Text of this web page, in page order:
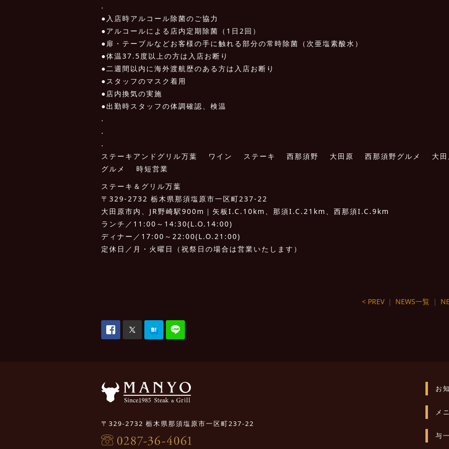
.
●入店時アルコール除菌のご協力
●アルコールによる店内定期除菌（1日2回）
●扉・テーブルなどお客様の手に触れる部分の常時除菌（次亜塩素酸水）
●体温37.5度以上の方は入店お断り
●二週間以内に海外渡航歴のある方は入店お断り
●スタッフのマスク着用
●店内換気の実施
●出勤時スタッフの体調確認、検温
.
.
.
ステーキアンドグリル万葉 ワイン ステーキ 西那須野 大田原 西那須野グルメ 大田
グルメ 時短営業
ステーキ＆グリル万葉
〒329-2732 栃木県那須塩原市一区町237-22
大田原市内、JR野崎駅900m｜矢板I.C.10km、那須I.C.21km、西那須I.C.9km
ランチ／11:00～14:30(L.O.14:00)
ディナー／17:00～22:00(L.O.21:00)
定休日／月・火曜日（祝祭日の場合は営業いたします）
< PREV｜ NEWS一覧 ｜
〒329-2732 栃木県那須塩原市一区町237-22
お
メ
与